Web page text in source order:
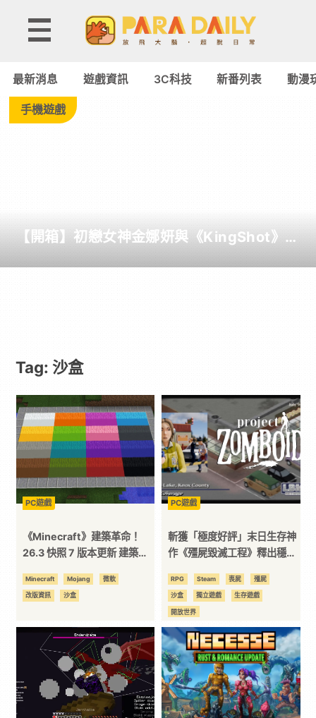
Tag:
盒
-
遊
動
漫
二
次
元
｜
3C
技
最新消息 遊戲資訊 3C科技 新番列表 動漫
手機遊戲
【開箱】初戀女神金娜妍與《KingShot》再
Tag: 沙盒
PC遊戲
《Minecraft》建築革命！
26.3 快照 7 版本更新 建築用
梯&半磚震撼登場！
Minecraft Mojang 微軟
改版資訊 沙盒
PC遊戲
斬獲「極度好評」末日生存神
作《殭屍毀滅工程》釋出穩定
同步曝光
RPG Steam 喪屍 殭屍
沙盒 獨立遊戲 生存遊戲
開放世界